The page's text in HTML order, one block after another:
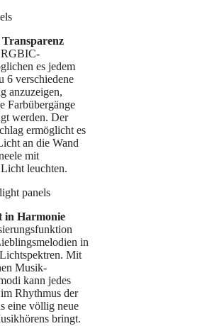
RGBIC-
es jedem
6 verschiedene
anzuzeigen,
Farbübergänge
werden. Der
ermöglicht es
an die Wand
mit
leuchten.
in Harmonie
in
Mit
Musik-
kann jedes
Rhythmus der
eine völlig neue
bringt.